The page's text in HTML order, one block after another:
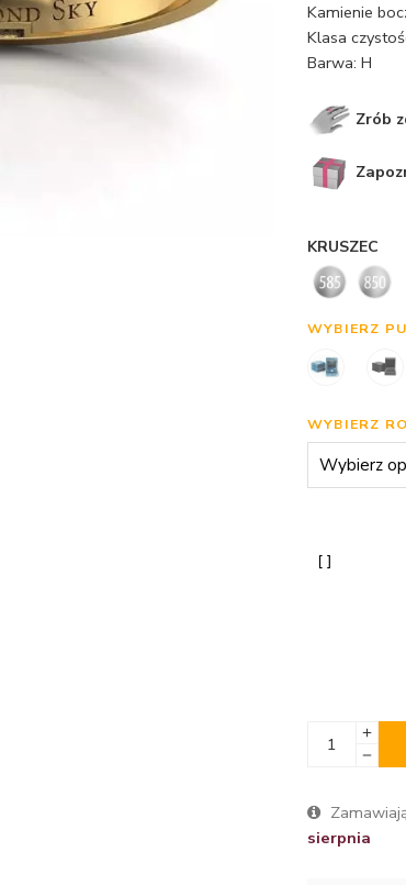
Kamienie
Klasa
Barwa: H
Zrób
KRUSZEC
WYBIERZ
WYBIERZ
sierpnia